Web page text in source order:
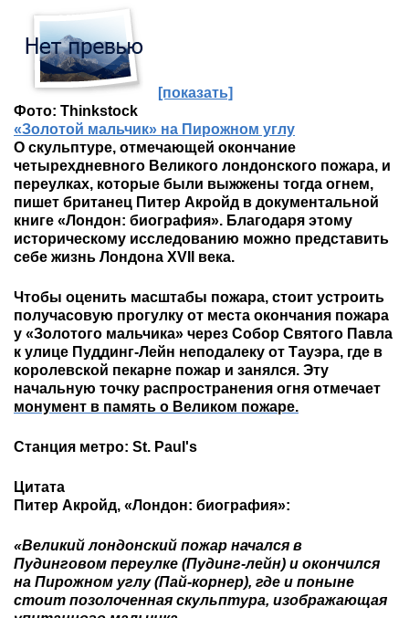
[показать]
Фото: Thinkstock
«Золотой мальчик» на Пирожном углу
О скульптуре, отмечающей окончание
четырехдневного Великого лондонского пожара, и
переулках, которые были выжжены тогда огнем,
пишет британец Питер Акройд в документальной
книге «Лондон: биография». Благодаря этому
историческому исследованию можно представить
себе жизнь Лондона XVII века.
Чтобы оценить масштабы пожара, стоит устроить
получасовую прогулку от места окончания пожара
у «Золотого мальчика» через Собор Святого Павла
к улице Пуддинг-Лейн неподалеку от Тауэра, где в
королевской пекарне пожар и занялся. Эту
начальную точку распространения огня отмечает
монумент в память о Великом пожаре.
Станция метро: St. Paul's
Цитата
Питер Акройд, «Лондон: биография»:
«Великий лондонский пожар начался в
Пудинговом переулке (Пудинг-лейн) и окончился
на Пирожном углу (Пай-корнер), где и поныне
стоит позолоченная скульптура, изображающая